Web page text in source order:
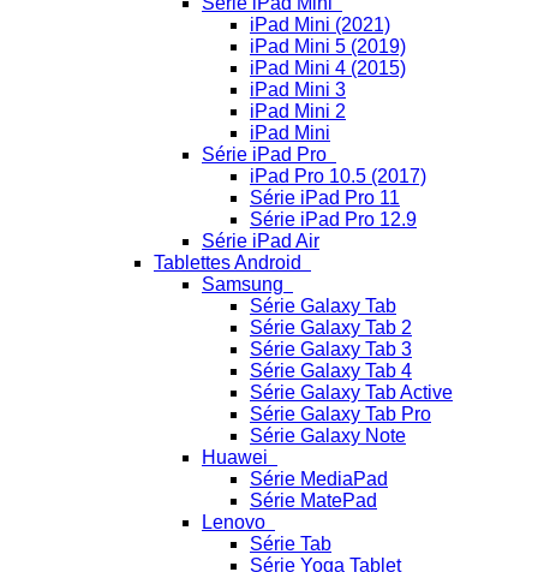
iPad Mini (2021)
iPad Mini 5 (2019)
iPad Mini 4 (2015)
iPad Mini 3
iPad Mini 2
iPad Mini
Série iPad Pro
iPad Pro 10.5 (2017)
Série iPad Pro 11
Série iPad Pro 12.9
Série iPad Air
Tablettes Android
Samsung
Série Galaxy Tab
Série Galaxy Tab 2
Série Galaxy Tab 3
Série Galaxy Tab 4
Série Galaxy Tab Active
Série Galaxy Tab Pro
Série Galaxy Note
Huawei
Série MediaPad
Série MatePad
Lenovo
Série Tab
Série Yoga Tablet